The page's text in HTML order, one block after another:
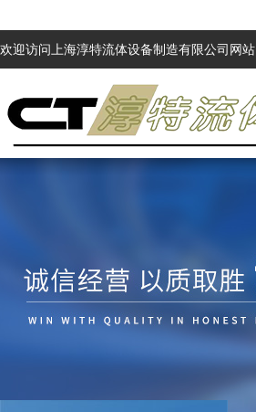
欢迎访问上海淳特流体设备制造有限公司网站